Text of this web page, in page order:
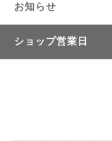
お知らせ
ショップ営業日